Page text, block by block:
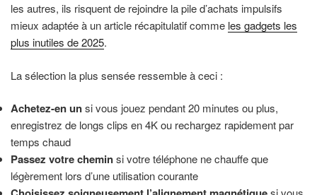
les autres, ils risquent de rejoindre la pile d’achats impulsifs
mieux adaptée à un article récapitulatif comme les gadgets les
plus inutiles de 2025.
La sélection la plus sensée ressemble à ceci :
Achetez-en unsi vous jouez pendant 20 minutes ou plus,
enregistrez de longs clips en 4K ou rechargez rapidement par
temps chaud
Passez votre cheminsi votre téléphone ne chauffe que
légèrement lors d’une utilisation courante